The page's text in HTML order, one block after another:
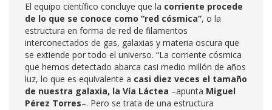
El equipo científico concluye que la corriente procede
de lo que se conoce como “red cósmica”, o la
estructura en forma de red de filamentos
interconectados de gas, galaxias y materia oscura que
se extiende por todo el universo. “La corriente cósmica
que hemos detectado abarca casi medio millón de años
luz, lo que es equivalente a casi diez veces el tamaño
de nuestra galaxia, la Vía Láctea –apunta Miguel
Pérez Torres–. Pero se trata de una estructura